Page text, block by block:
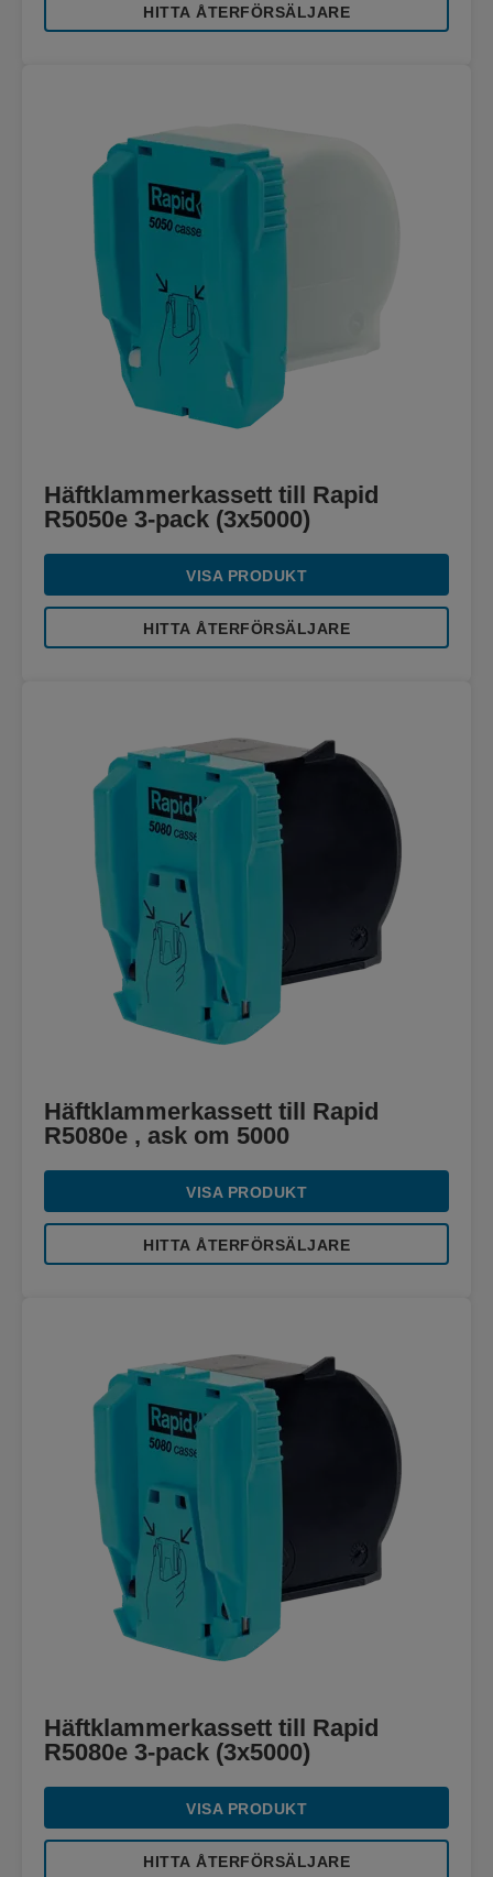
HITTA ÅTERFÖRSÄLJARE
Häftklammerkassett till Rapid
R5050e 3-pack (3x5000)
VISA PRODUKT
HITTA ÅTERFÖRSÄLJARE
Häftklammerkassett till Rapid
R5080e , ask om 5000
VISA PRODUKT
HITTA ÅTERFÖRSÄLJARE
Häftklammerkassett till Rapid
R5080e 3-pack (3x5000)
VISA PRODUKT
HITTA ÅTERFÖRSÄLJARE